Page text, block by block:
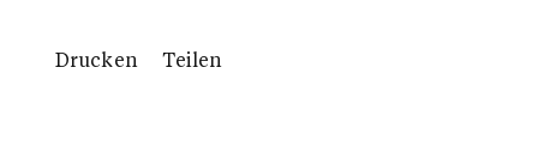
Drucken Teilen